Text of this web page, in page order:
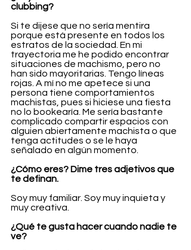
clubbing?
Si te dijese que no sería mentira
porque está presente en todos los
estratos de la sociedad. En mi
trayectoria me he podido encontrar
situaciones de machismo, pero no
han sido mayoritarias. Tengo líneas
rojas. A mí no me apetece si una
persona tiene comportamientos
machistas, pues si hiciese una fiesta
no lo bookearía. Me sería bastante
complicado compartir espacios con
alguien abiertamente machista o que
tenga actitudes o se le haya
señalado en algún momento.
¿Cómo eres? Dime tres adjetivos que
te definan.
Soy muy familiar. Soy muy inquieta y
muy creativa.
¿Qué te gusta hacer cuando nadie te
ve?